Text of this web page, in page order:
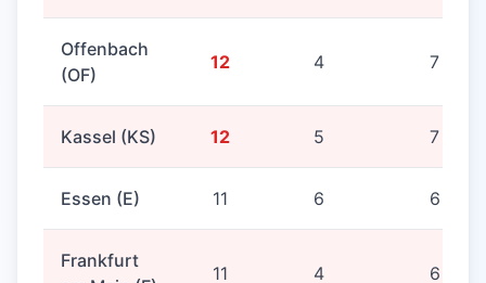
Offenbach
(OF)
12 4 7
Kassel (KS) 12 5 7
Essen (E) 11 6 6
Frankfurt
11 4 6